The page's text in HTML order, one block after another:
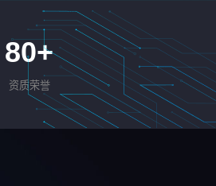
80+
资质荣誉